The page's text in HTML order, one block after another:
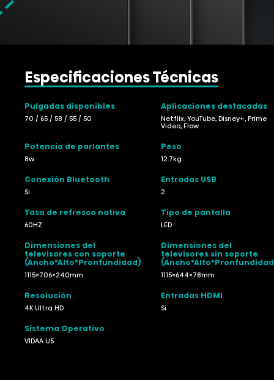
Especificaciones Técnicas
Pulgadas disponibles
70 / 65 / 58 / 55 / 50
Aplicaciones destacadas
Netflix, YouTube, Disney+, Prime
Video, Flow
Potencia de parlantes
8w
Peso
12.7kg
Conexión Bluetooth
Si
Entradas USB
2
Tasa de refresco nativa
60HZ
Tipo de pantalla
LED
Dimensiones del
televisores con soporte
(Ancho*Alto*Pronfundidad)
1115×706×240mm
Dimensiones del
televisores sin soporte
1115×644×78mm
Resolución
4K Ultra HD
Entradas HDMI
Si
Sistema Operativo
VIDAA U5